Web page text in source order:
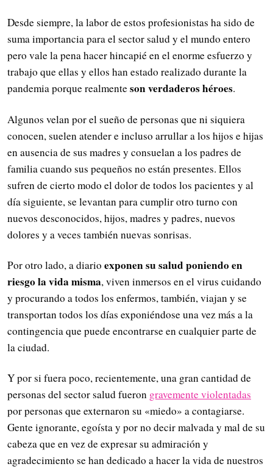
Desde siempre, la labor de estos profesionistas ha sido de
suma importancia para el sector salud y el mundo entero
pero vale la pena hacer hincapié en el enorme esfuerzo y
trabajo que ellas y ellos han estado realizado durante la
pandemia porque realmenteson verdaderos héroes.
Algunos velan por el sueño de personas que ni siquiera
conocen, suelen atender e incluso arrullar a los hijos e hijas
en ausencia de sus madres y consuelan a los padres de
familia cuando sus pequeños no están presentes. Ellos
sufren de cierto modo el dolor de todos los pacientes y al
día siguiente, se levantan para cumplir otro turno con
nuevos desconocidos, hijos, madres y padres, nuevos
dolores y a veces también nuevas sonrisas.
Por otro lado, a diario exponen su salud poniendo en
riesgo la vida misma, viven inmersos en el virus cuidando
y procurando a todos los enfermos, también, viajan y se
transportan todos los días exponiéndose una vez más a la
contingencia que puede encontrarse en cualquier parte de
la ciudad.
Y por si fuera poco, recientemente, una gran cantidad de
personas del sector salud fueron gravemente violentadas
por personas que externaron su «miedo» a contagiarse.
Gente ignorante, egoísta y por no decir malvada y mal de su
cabeza que en vez de expresar su admiración y
agradecimiento se han dedicado a hacer la vida de nuestros